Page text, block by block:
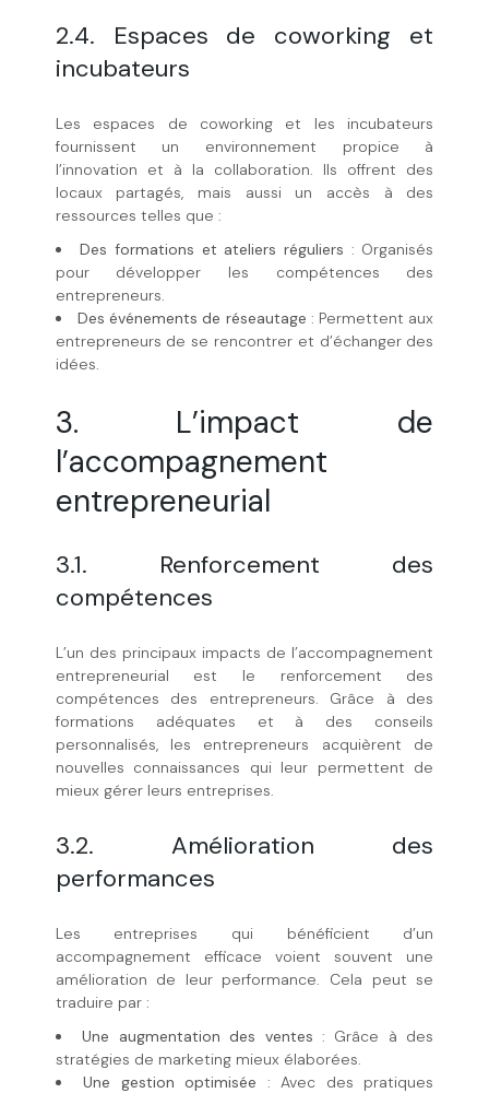
2.4. Espaces de coworking et
incubateurs
Les espaces de coworking et les incubateurs
fournissent un environnement propice à
l’innovation et à la collaboration. Ils offrent des
locaux partagés, mais aussi un accès à des
ressources telles que :
Des formations et ateliers réguliers : Organisés
pour développer les compétences des
entrepreneurs.
Des événements de réseautage : Permettent aux
entrepreneurs de se rencontrer et d’échanger des
idées.
3. L’impact de
l’accompagnement
entrepreneurial
3.1. Renforcement des
compétences
L’un des principaux impacts de l’accompagnement
entrepreneurial est le renforcement des
compétences des entrepreneurs. Grâce à des
formations adéquates et à des conseils
personnalisés, les entrepreneurs acquièrent de
nouvelles connaissances qui leur permettent de
mieux gérer leurs entreprises.
3.2. Amélioration des
performances
Les entreprises qui bénéficient d’un
accompagnement efficace voient souvent une
amélioration de leur performance. Cela peut se
traduire par :
Une augmentation des ventes : Grâce à des
stratégies de marketing mieux élaborées.
Une gestion optimisée : Avec des pratiques